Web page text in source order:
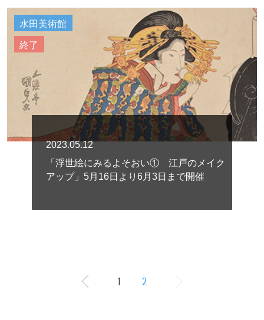
水田美術館
終了
2023.05.12
「浮世絵にみるよそおい① 江戸のメイク
アップ」5月16日より6月3日まで開催
1 2